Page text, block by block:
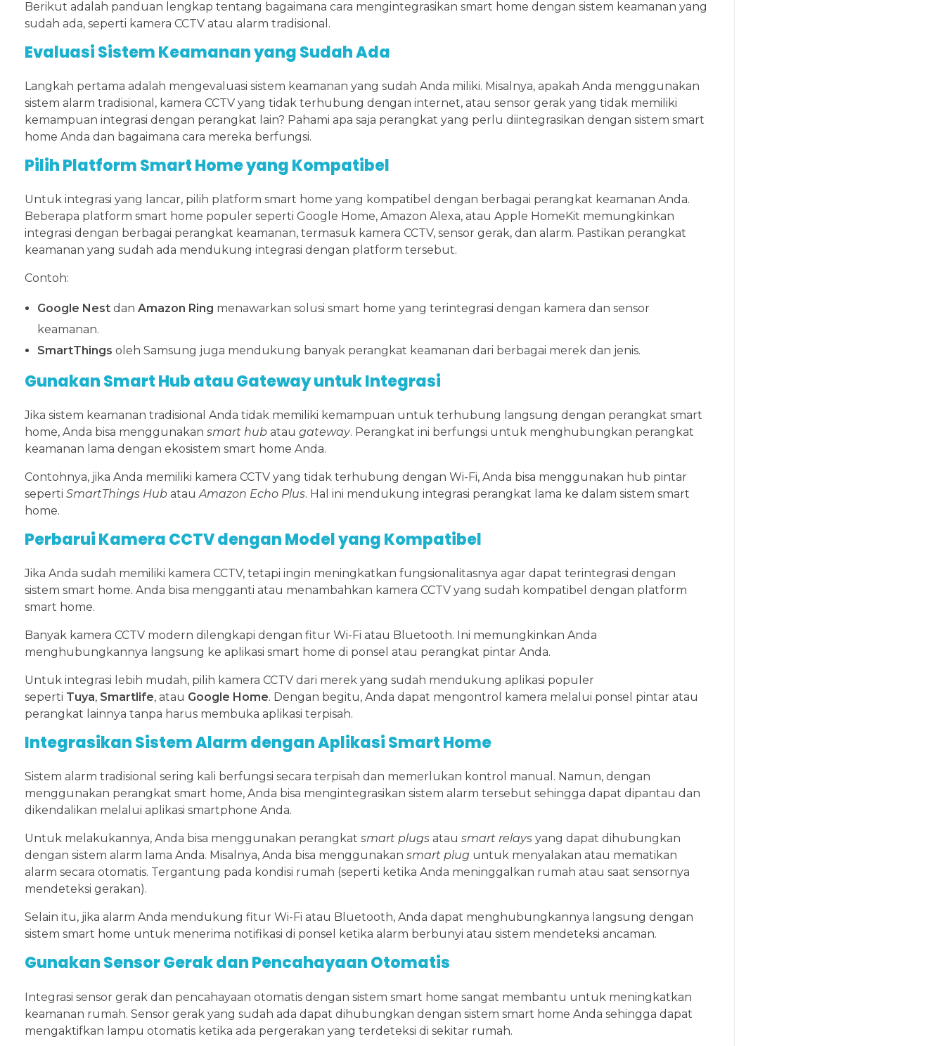
Berikut adalah panduan lengkap tentang bagaimana cara mengintegrasikan smart home dengan sistem keamanan yang
sudah ada, seperti kamera CCTV atau alarm tradisional.
Evaluasi Sistem Keamanan yang Sudah Ada
Langkah pertama adalah mengevaluasi sistem keamanan yang sudah Anda miliki. Misalnya, apakah Anda menggunakan
sistem alarm tradisional, kamera CCTV yang tidak terhubung dengan internet, atau sensor gerak yang tidak memiliki
kemampuan integrasi dengan perangkat lain? Pahami apa saja perangkat yang perlu diintegrasikan dengan sistem smart
home Anda dan bagaimana cara mereka berfungsi.
Pilih Platform Smart Home yang Kompatibel
Untuk integrasi yang lancar, pilih platform smart home yang kompatibel dengan berbagai perangkat keamanan Anda.
Beberapa platform smart home populer seperti Google Home, Amazon Alexa, atau Apple HomeKit memungkinkan
integrasi dengan berbagai perangkat keamanan, termasuk kamera CCTV, sensor gerak, dan alarm. Pastikan perangkat
keamanan yang sudah ada mendukung integrasi dengan platform tersebut.
Contoh:
Google Nestdan Amazon Ring menawarkan solusi smart home yang terintegrasi dengan kamera dan sensor
keamanan.
SmartThings oleh Samsung juga mendukung banyak perangkat keamanan dari berbagai merek dan jenis.
Gunakan Smart Hub atau Gateway untuk Integrasi
Jika sistem keamanan tradisional Anda tidak memiliki kemampuan untuk terhubung langsung dengan perangkat smart
home, Anda bisa menggunakan smart hub atau gateway. Perangkat ini berfungsi untuk menghubungkan perangkat
keamanan lama dengan ekosistem smart home Anda.
Contohnya, jika Anda memiliki kamera CCTV yang tidak terhubung dengan Wi-Fi, Anda bisa menggunakan hub pintar
seperti SmartThings Hub atauAmazon Echo Plus. Hal ini mendukung integrasi perangkat lama ke dalam sistem smart
home.
Perbarui Kamera CCTV dengan Model yang Kompatibel
Jika Anda sudah memiliki kamera CCTV, tetapi ingin meningkatkan fungsionalitasnya agar dapat terintegrasi dengan
sistem smart home. Anda bisa mengganti atau menambahkan kamera CCTV yang sudah kompatibel dengan platform
smart home.
Banyak kamera CCTV modern dilengkapi dengan fitur Wi-Fi atau Bluetooth. Ini memungkinkan Anda
menghubungkannya langsung ke aplikasi smart home di ponsel atau perangkat pintar Anda.
Untuk integrasi lebih mudah, pilih kamera CCTV dari merek yang sudah mendukung aplikasi populer
seperti Tuya, Smartlife, atau Google Home. Dengan begitu, Anda dapat mengontrol kamera melalui ponsel pintar atau
perangkat lainnya tanpa harus membuka aplikasi terpisah.
Integrasikan Sistem Alarm dengan Aplikasi Smart Home
Sistem alarm tradisional sering kali berfungsi secara terpisah dan memerlukan kontrol manual. Namun, dengan
menggunakan perangkat smart home, Anda bisa mengintegrasikan sistem alarm tersebut sehingga dapat dipantau dan
dikendalikan melalui aplikasi smartphone Anda.
Untuk melakukannya, Anda bisa menggunakan perangkat smart plugs atau smart relays yang dapat dihubungkan
dengan sistem alarm lama Anda. Misalnya, Anda bisa menggunakan smart plug untuk menyalakan atau mematikan
alarm secara otomatis. Tergantung pada kondisi rumah (seperti ketika Anda meninggalkan rumah atau saat sensornya
mendeteksi gerakan).
Selain itu, jika alarm Anda mendukung fitur Wi-Fi atau Bluetooth, Anda dapat menghubungkannya langsung dengan
sistem smart home untuk menerima notifikasi di ponsel ketika alarm berbunyi atau sistem mendeteksi ancaman.
Gunakan Sensor Gerak dan Pencahayaan Otomatis
Integrasi sensor gerak dan pencahayaan otomatis dengan sistem smart home sangat membantu untuk meningkatkan
keamanan rumah. Sensor gerak yang sudah ada dapat dihubungkan dengan sistem smart home Anda sehingga dapat
mengaktifkan lampu otomatis ketika ada pergerakan yang terdeteksi di sekitar rumah.